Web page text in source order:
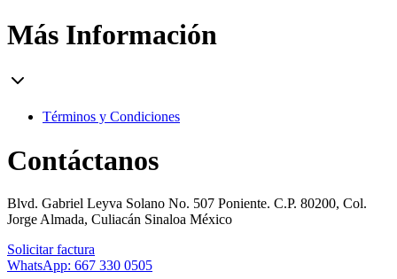
Más Información
Términos y Condiciones
Contáctanos
Blvd. Gabriel Leyva Solano No. 507 Poniente. C.P. 80200, Col.
Jorge Almada, Culiacán Sinaloa México
Solicitar factura
WhatsApp: 667 330 0505